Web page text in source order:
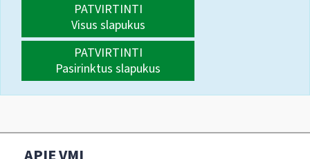
PATVIRTINTI
Visus slapukus
PATVIRTINTI
Pasirinktus slapukus